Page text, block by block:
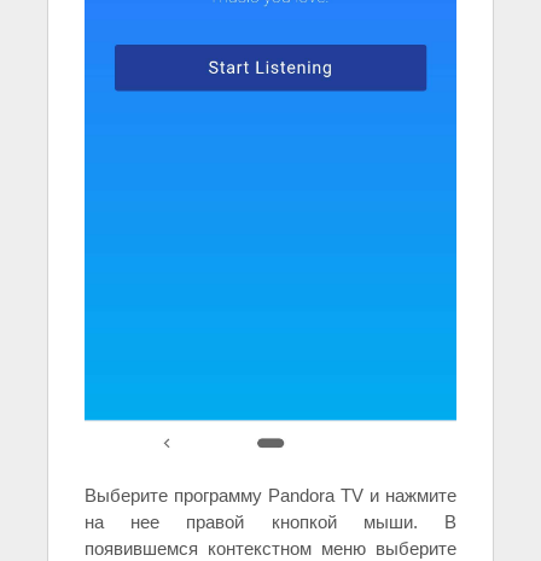
Выберите программу Pandora TV и нажмите
на нее правой кнопкой мыши. В
появившемся контекстном меню выберите